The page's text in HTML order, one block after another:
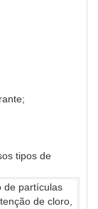
tipos de
de partículas
de cloro,